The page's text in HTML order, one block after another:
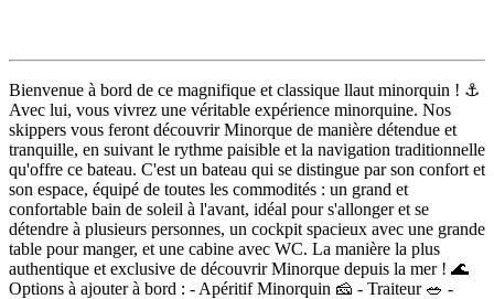
Description
Bienvenue à bord de ce magnifique et classique llaut minorquin ! ⚓
Avec lui, vous vivrez une véritable expérience minorquine. Nos
skippers vous feront découvrir Minorque de manière détendue et
tranquille, en suivant le rythme paisible et la navigation traditionnelle
qu'offre ce bateau. C'est un bateau qui se distingue par son confort et
son espace, équipé de toutes les commodités : un grand et
confortable bain de soleil à l'avant, idéal pour s'allonger et se
détendre à plusieurs personnes, un cockpit spacieux avec une grande
table pour manger, et une cabine avec WC. La manière la plus
authentique et exclusive de découvrir Minorque depuis la mer ! 🌊
Options à ajouter à bord : - Apéritif Minorquin 🧀 - Traiteur 🥗 -